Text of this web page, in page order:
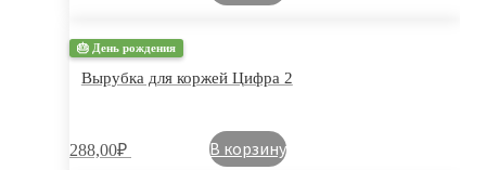
🎂 День рождения
Вырубка для коржей Цифра 2
288,00₽ В корзину